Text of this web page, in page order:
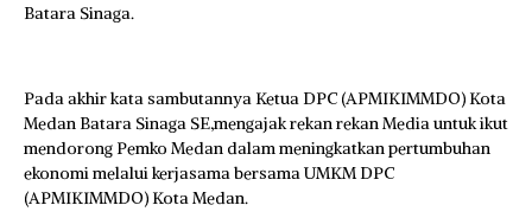
Batara Sinaga.
Pada akhir kata sambutannya Ketua DPC (APMIKIMMDO) Kota
Medan Batara Sinaga SE,mengajak rekan rekan Media untuk ikut
mendorong Pemko Medan dalam meningkatkan pertumbuhan
ekonomi melalui kerjasama bersama UMKM DPC
(APMIKIMMDO) Kota Medan.